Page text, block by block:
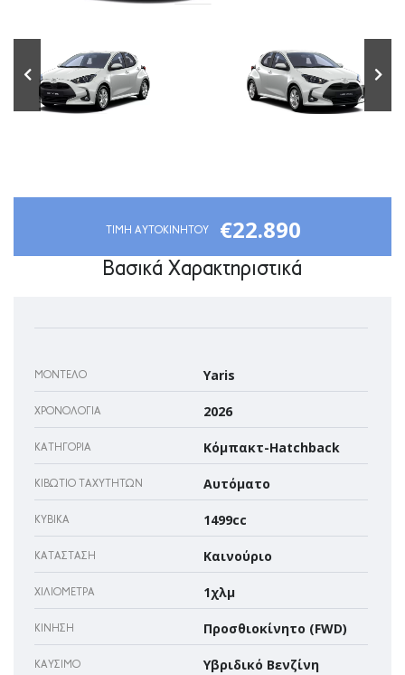
TIMH AYTOKINHTOY €22.890
Βασικά Χαρακτηριστικά
ΜΟΝΤΈΛΟ Yaris
ΧΡΟΝΟΛΟΓΊΑ 2026
ΚΑΤΗΓΟΡΊΑ Κόμπακτ-Hatchback
ΚΙΒΏΤΙΟ ΤΑΧΥΤΉΤΩΝ Αυτόματο
ΚΥΒΙΚΆ 1499cc
ΚΑΤΆΣΤΑΣΗ Καινούριο
ΧΙΛΙΌΜΕΤΡΑ 1χλμ
ΚΊΝΗΣΗ Προσθιοκίνητο (FWD)
ΚΑΎΣΙΜΟ Υβριδικό Βενζίνη